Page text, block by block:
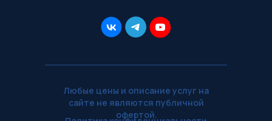
Любые цены и описание услуг на
сайте не являются публичной
офертой.